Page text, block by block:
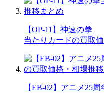
【OP-11】神速の拳
当たりカードの買取
【EB-02】アニメ25